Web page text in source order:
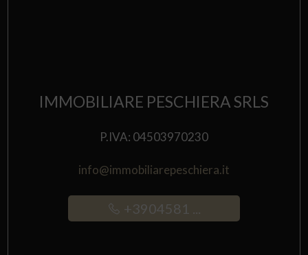
IMMOBILIARE PESCHIERA SRLS
P.IVA: 04503970230
info@immobiliarepeschiera.it
+3904581 ...